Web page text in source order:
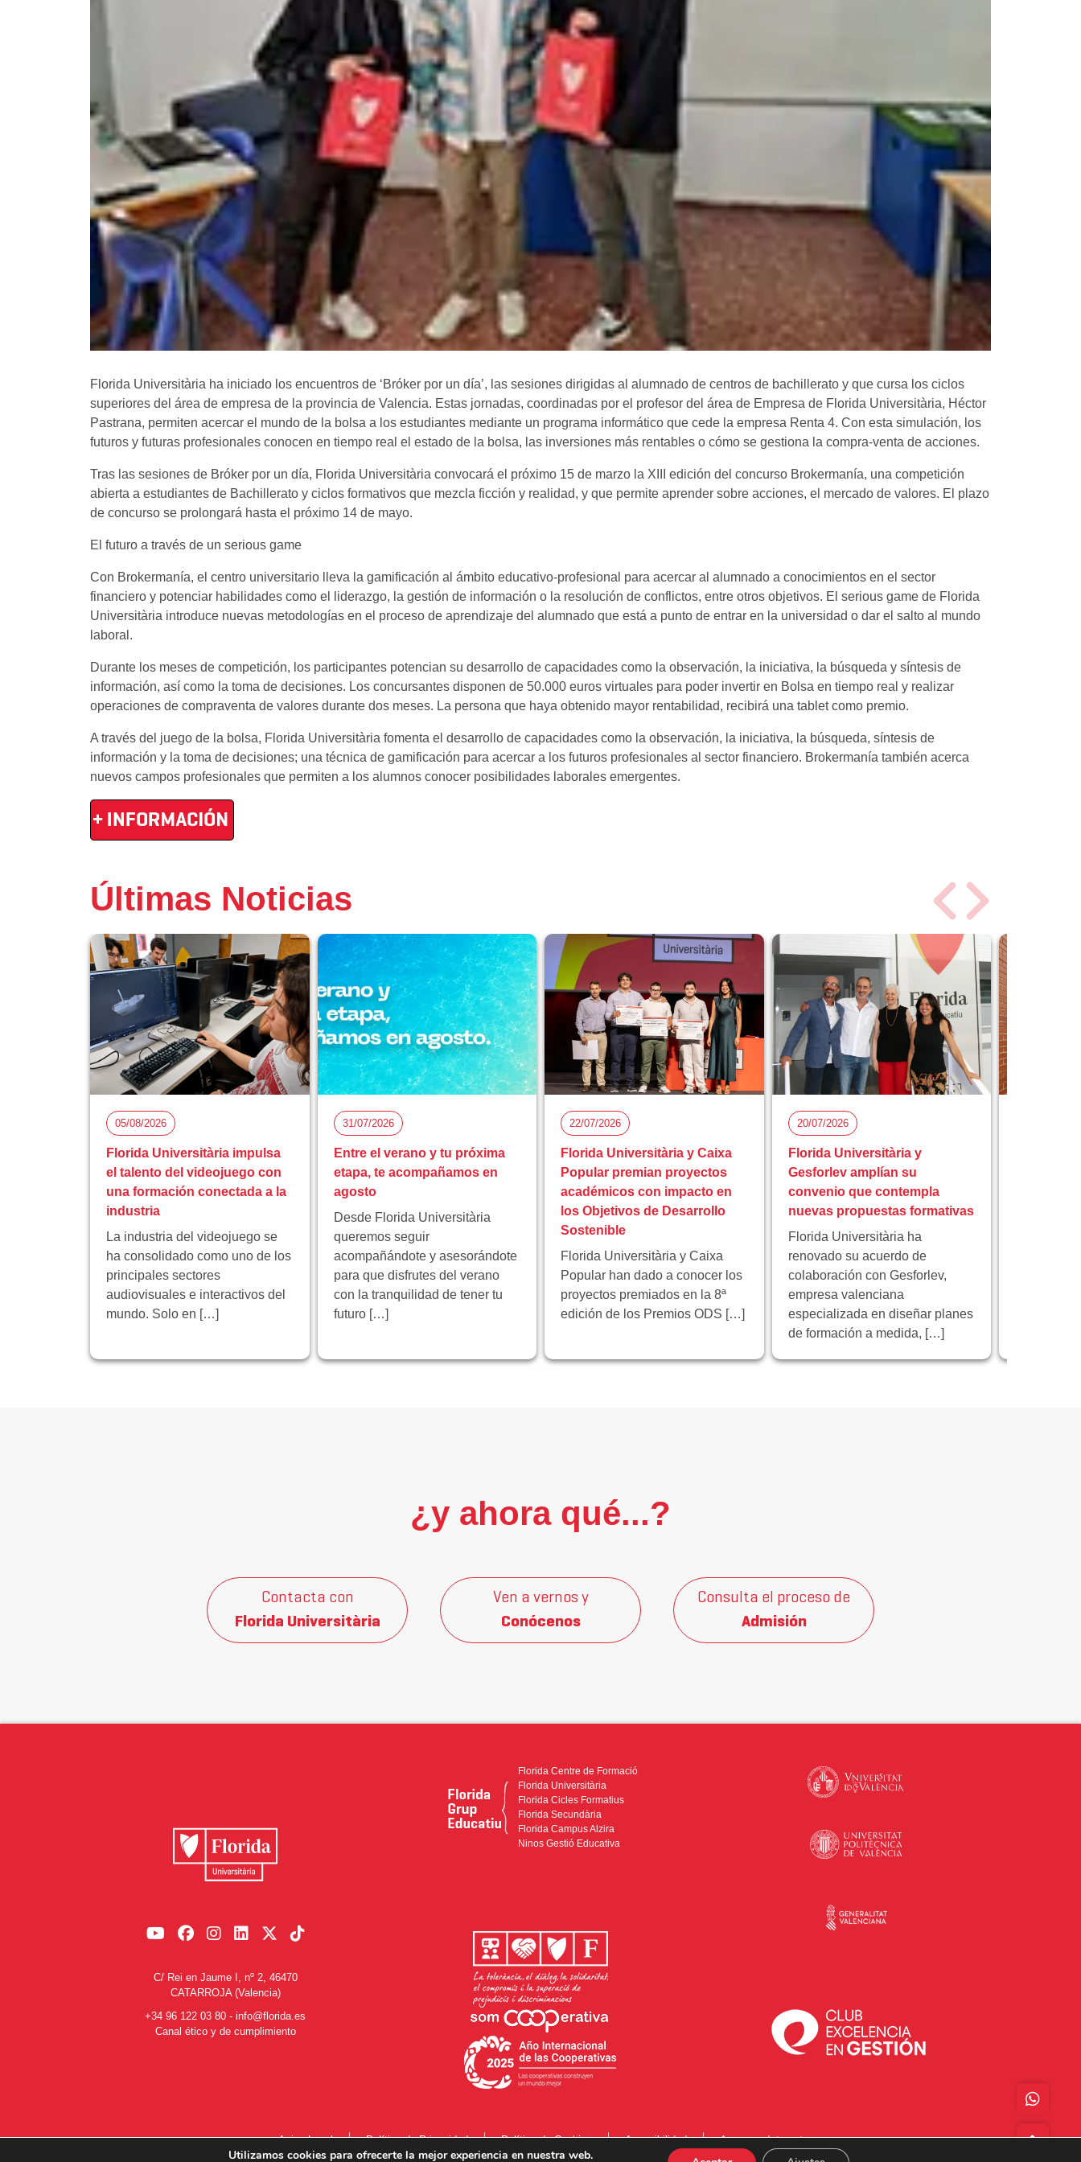
Florida Universitària ha iniciado los encuentros de ‘Bróker por un día’, las sesiones dirigidas al alumnado de centros de bachillerato y que cursa los ciclos
superiores del área de empresa de la provincia de Valencia. Estas jornadas, coordinadas por el profesor del área de Empresa de Florida Universitària, Héctor
Pastrana, permiten acercar el mundo de la bolsa a los estudiantes mediante un programa informático que cede la empresa Renta 4. Con esta simulación, los
futuros y futuras profesionales conocen en tiempo real el estado de la bolsa, las inversiones más rentables o cómo se gestiona la compra-venta de acciones.
Tras las sesiones de Bróker por un día, Florida Universitària convocará el próximo 15 de marzo la XIII edición del concurso Brokermanía, una competición
abierta a estudiantes de Bachillerato y ciclos formativos que mezcla ficción y realidad, y que permite aprender sobre acciones, el mercado de valores. El plazo
de concurso se prolongará hasta el próximo 14 de mayo.
El futuro a través de un serious game
Con Brokermanía, el centro universitario lleva la gamificación al ámbito educativo-profesional para acercar al alumnado a conocimientos en el sector
financiero y potenciar habilidades como el liderazgo, la gestión de información o la resolución de conflictos, entre otros objetivos. El serious game de Florida
Universitària introduce nuevas metodologías en el proceso de aprendizaje del alumnado que está a punto de entrar en la universidad o dar el salto al mundo
laboral.
Durante los meses de competición, los participantes potencian su desarrollo de capacidades como la observación, la iniciativa, la búsqueda y síntesis de
información, así como la toma de decisiones. Los concursantes disponen de 50.000 euros virtuales para poder invertir en Bolsa en tiempo real y realizar
operaciones de compraventa de valores durante dos meses. La persona que haya obtenido mayor rentabilidad, recibirá una tablet como premio.
A través del juego de la bolsa, Florida Universitària fomenta el desarrollo de capacidades como la observación, la iniciativa, la búsqueda, síntesis de
información y la toma de decisiones; una técnica de gamificación para acercar a los futuros profesionales al sector financiero. Brokermanía también acerca
nuevos campos profesionales que permiten a los alumnos conocer posibilidades laborales emergentes.
Últimas Noticias
05/08/2026
Florida Universitària impulsa
el talento del videojuego con
una formación conectada a la
industria
La industria del videojuego se
ha consolidado como uno de los
principales sectores
audiovisuales e interactivos del
mundo. Solo en […]
31/07/2026
Entre el verano y tu próxima
etapa, te acompañamos en
agosto
Desde Florida Universitària
queremos seguir
acompañándote y asesorándote
para que disfrutes del verano
con la tranquilidad de tener tu
futuro […]
22/07/2026
Florida Universitària y Caixa
Popular premian proyectos
académicos con impacto en
los Objetivos de Desarrollo
Sostenible
Florida Universitària y Caixa
Popular han dado a conocer los
proyectos premiados en la 8ª
edición de los Premios ODS […]
20/07/2026
Florida Universitària y
Gesforlev amplían su
convenio que contempla
nuevas propuestas formativas
Florida Universitària ha
renovado su acuerdo de
colaboración con Gesforlev,
empresa valenciana
especializada en diseñar planes
de formación a medida, […]
¿y ahora qué...?
Contacta con
Florida Universitària
Ven a vernos y
Conócenos
Consulta el proceso de
Admisión
C/ Rei en Jaume I, nº 2, 46470
CATARROJA (Valencia)
+34 96 122 03 80 - info@florida.es
Canal ético y de cumplimiento
Florida Centre de Formació
Florida Universitària
Florida Cicles Formatius
Florida Secundària
Florida Campus Alzira
Ninos Gestió Educativa
Aviso Legal Política de Privacidad Política de Cookies Accesibilidad Acceso a Intranet
Utilizamos cookies para ofrecerte la mejor experiencia en nuestra web.